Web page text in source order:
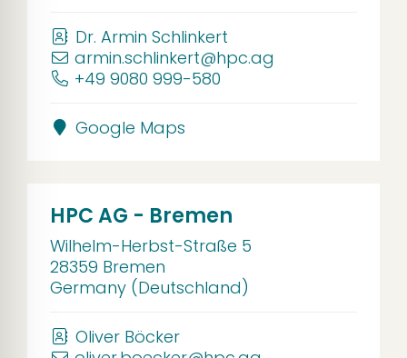
Dr. Armin Schlinkert
armin.schlinkert@hpc.ag
+49 9080 999-580
Google Maps
HPC AG - Bremen
Wilhelm-Herbst-Straße 5
28359 Bremen
Germany (Deutschland)
Oliver Böcker